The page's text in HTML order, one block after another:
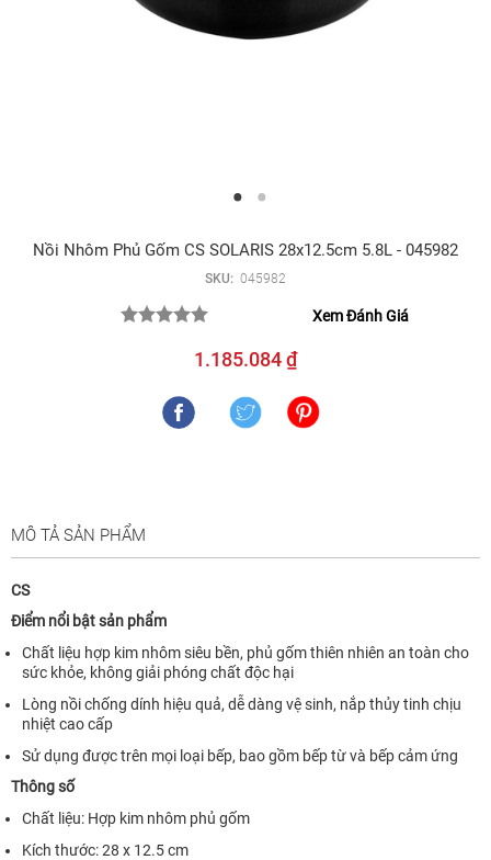
Nồi Nhôm Phủ Gốm CS SOLARIS 28x12.5cm 5.8L - 045982
SKU: 045982
Xem Đánh Giá
1.185.084 ₫
MÔ TẢ SẢN PHẨM
CS
Điểm nổi bật sản phẩm
Chất liệu hợp kim nhôm siêu bền, phủ gốm thiên nhiên an toàn cho
sức khỏe, không giải phóng chất độc hại
Lòng nồi chống dính hiệu quả, dễ dàng vệ sinh, nắp thủy tinh chịu
nhiệt cao cấp
Sử dụng được trên mọi loại bếp, bao gồm bếp từ và bếp cảm ứng
Thông số
Chất liệu: Hợp kim nhôm phủ gốm
Kích thước: 28 x 12.5 cm